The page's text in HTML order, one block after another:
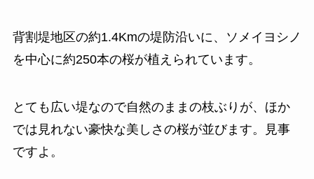
背割堤地区の約1.4Kmの堤防沿いに、ソメイヨシノ
を中心に約250本の桜が植えられています。
とても広い堤なので自然のままの枝ぶりが、ほか
では見れない豪快な美しさの桜が並びます。見事
ですよ。